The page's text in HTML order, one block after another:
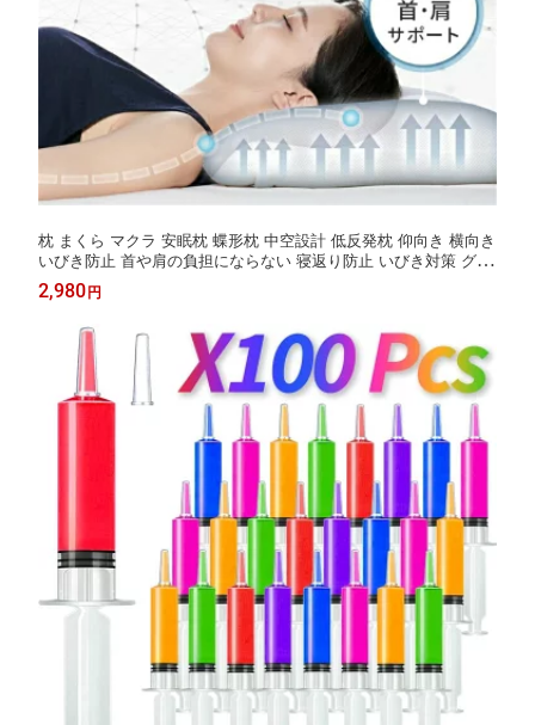
枕 まくら マクラ 安眠枕 蝶形枕 中空設計 低反発枕 仰向き 横向き
いびき防止 首や肩の負担にならない 寝返り防止 いびき対策 グレ
ー グリーン ブルー 頸椎サポート 快眠まくら まくら 首こり いび
き防止 ストレートネック 横向き 通気性 人間工学枕 洗えるカバー
2,980円